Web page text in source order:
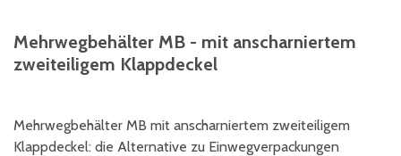
Mehrwegbehälter MB - mit anscharniertem
zweiteiligem Klappdeckel
Mehrwegbehälter MB mit anscharniertem zweiteiligem
Klappdeckel: die Alternative zu Einwegverpackungen